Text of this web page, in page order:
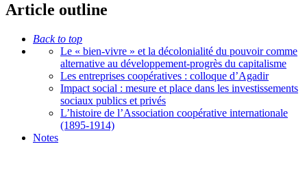
Article outline
Back to top
Le « bien-vivre » et la décolonialité du pouvoir comme
alternative au développement-progrès du capitalisme
Les entreprises coopératives : colloque d’Agadir
Impact social : mesure et place dans les investissements
sociaux publics et privés
L’histoire de l’Association coopérative internationale
(1895-1914)
Notes